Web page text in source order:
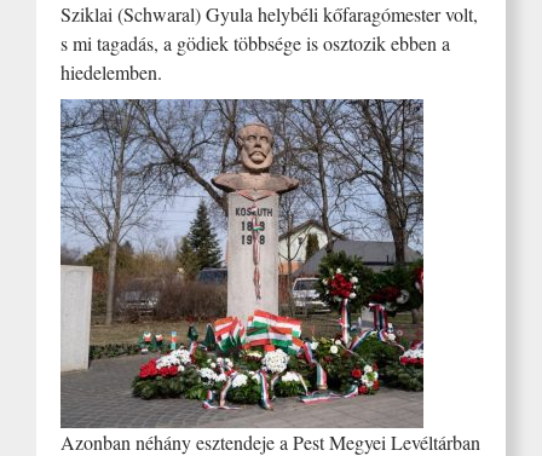
Sziklai (Schwaral) Gyula helybéli kőfaragómester volt,
s mi tagadás, a gödiek többsége is osztozik ebben a
hiedelemben.
Azonban néhány esztendeje a Pest Megyei Levéltárban